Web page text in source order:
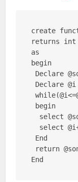
create
returns int
as
begin
Declare
Declare
begin
select
select
End
return
End